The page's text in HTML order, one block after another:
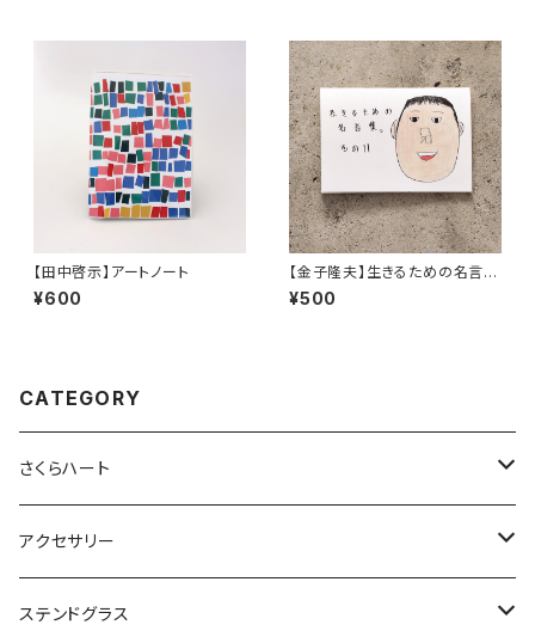
【田中啓示】アートノート
¥600
【金子隆夫】生きるための名言
集。その11
¥500
CATEGORY
さくらハート
ペンダント
ゴールド
ピアス
アクセサリー
ネックレス
ステンドグラス